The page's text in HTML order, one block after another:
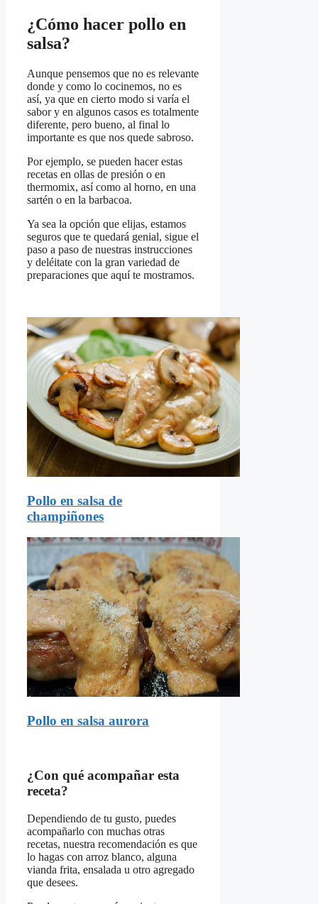
¿Cómo hacer pollo en
salsa?
Aunque pensemos que no es relevante
donde y como lo cocinemos, no es
así, ya que en cierto modo si varía el
sabor y en algunos casos es totalmente
diferente, pero bueno, al final lo
importante es que nos quede sabroso.
Por ejemplo, se pueden hacer estas
recetas en ollas de presión o en
thermomix, así como al horno, en una
sartén o en la barbacoa.
Ya sea la opción que elijas, estamos
seguros que te quedará genial, sigue el
paso a paso de nuestras instrucciones
y deléitate con la gran variedad de
preparaciones que aquí te mostramos.
Pollo en salsa de
champiñones
Pollo en salsa aurora
¿Con qué acompañar esta
receta?
Dependiendo de tu gusto, puedes
acompañarlo con muchas otras
recetas, nuestra recomendación es que
lo hagas con arroz blanco, alguna
vianda frita, ensalada u otro agregado
que desees.